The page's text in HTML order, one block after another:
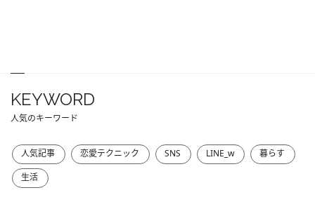
KEYWORD
人気のキーワード
人気記事 恋愛テクニック SNS LINE_w
暮らす
生活